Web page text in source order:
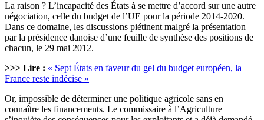
La raison ? L’incapacité des États à se mettre d’accord sur une autre
négociation, celle du budget de l’UE pour la période 2014-2020.
Dans ce domaine, les discussions piétinent malgré la présentation
par la présidence danoise d’une feuille de synthèse des positions de
chacun, le 29 mai 2012.
>>> Lire : « Sept États en faveur du gel du budget européen, la
France reste indécise »
Or, impossible de déterminer une politique agricole sans en
connaître les financements. Le commissaire à l’Agriculture